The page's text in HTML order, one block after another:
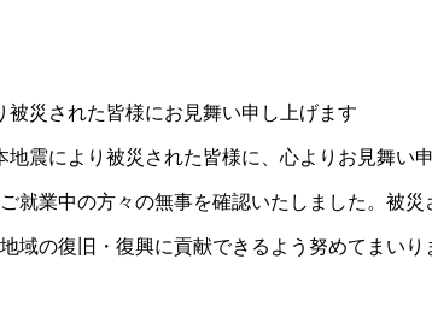
被災された皆様にお見舞い申し上げます
地震により被災された皆様に、心よりお見舞い
就業中の方々の無事を確認いたしました。被
域の復旧・復興に貢献できるよう努めてまいり